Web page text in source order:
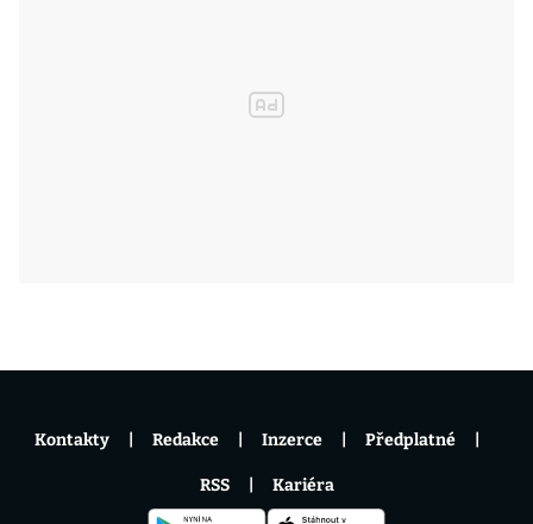
Kontakty Redakce Inzerce Předplatné
RSS Kariéra